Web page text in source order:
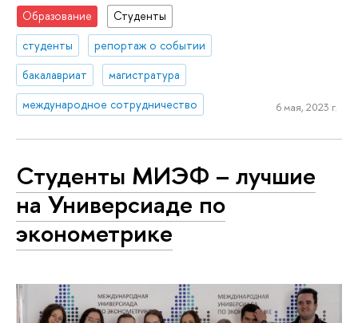
Образование
Студенты
студенты
репортаж о событии
бакалавриат
магистратура
международное сотрудничество
6 мая, 2023 г.
Студенты МИЭФ – лучшие
на Универсиаде по
эконометрике